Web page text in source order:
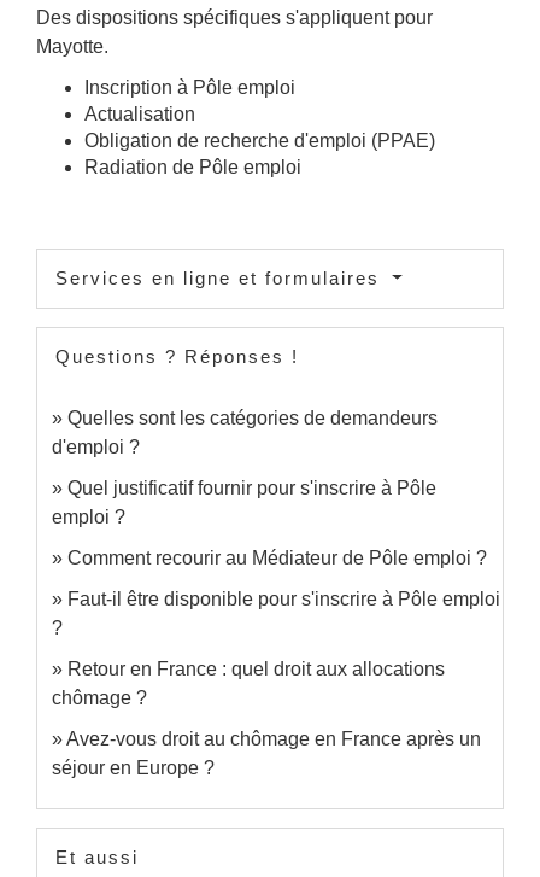
Des dispositions spécifiques s'appliquent pour
Mayotte.
Inscription à Pôle emploi
Actualisation
Obligation de recherche d'emploi (PPAE)
Radiation de Pôle emploi
Services en ligne et formulaires
Questions ? Réponses !
Quelles sont les catégories de demandeurs
d'emploi ?
Quel justificatif fournir pour s'inscrire à Pôle
emploi ?
Comment recourir au Médiateur de Pôle emploi ?
Faut-il être disponible pour s'inscrire à Pôle emploi
?
Retour en France : quel droit aux allocations
chômage ?
Avez-vous droit au chômage en France après un
séjour en Europe ?
Et aussi